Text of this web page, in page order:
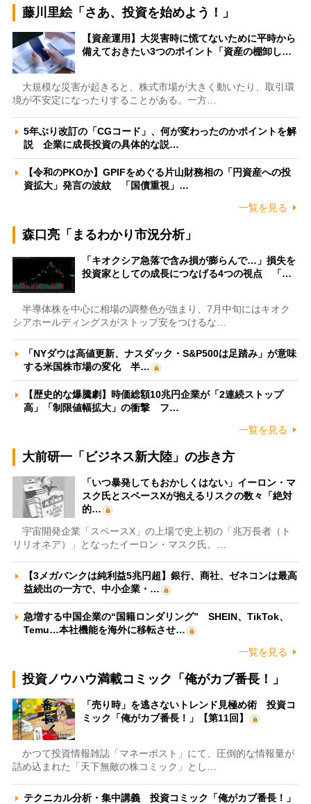
藤川里絵「さあ、投資を始めよう！」
【資産運用】大災害時に慌てないために平時から
備えておきたい3つのポイント「資産の棚卸し…
大規模な災害が起きると、株式市場が大きく動いたり、取引環
境が不安定になったりすることがある。一方…
5年ぶり改訂の「CGコード」、何が変わったのかポイントを解
説 企業に成長投資の具体的な説…
【令和のPKOか】GPIFをめぐる片山財務相の「円資産への投
資拡大」発言の波紋 「国債重視」…
一覧を見る
森口亮「まるわかり市況分析」
「キオクシア急落で含み損が膨らんで…」損失を
投資家としての成長につなげる4つの視点 「…
半導体株を中心に相場の調整色が強まり、7月中旬にはキオク
シアホールディングスがストップ安をつけるな…
「NYダウは高値更新、ナスダック・S&P500は足踏み」が意味
する米国株市場の変化 半…
【歴史的な爆騰劇】時価総額10兆円企業が「2連続ストップ
高」「制限値幅拡大」の衝撃 フ…
一覧を見る
大前研一「ビジネス新大陸」の歩き方
「いつ暴発してもおかしくはない」イーロン・マ
スク氏とスペースXが抱えるリスクの数々「絶対
的…
宇宙開発企業「スペースX」の上場で史上初の「兆万長者（ト
リリオネア）」となったイーロン・マスク氏。…
【3メガバンクは純利益5兆円超】銀行、商社、ゼネコンは最高
益続出の一方で、中小企業・…
急増する中国企業の“国籍ロンダリング” SHEIN、TikTok、
Temu…本社機能を海外に移転させ…
一覧を見る
投資ノウハウ満載コミック「俺がカブ番長！」
「売り時」を逃さないトレンド見極め術 投資コ
ミック「俺がカブ番長！」【第11回】
かつて投資情報雑誌「マネーポスト」にて、圧倒的な情報量が
詰め込まれた「天下無敵の株コミック」とし…
テクニカル分析・集中講義 投資コミック「俺がカブ番長！」